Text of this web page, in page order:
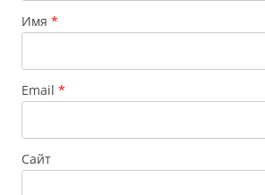
Имя *
Email *
Сайт